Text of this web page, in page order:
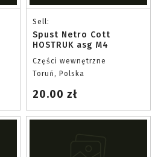
Sell:
Spust Netro Cott
HOSTRUK asg M4
Części wewnętrzne
Toruń, Polska
20.00 zł